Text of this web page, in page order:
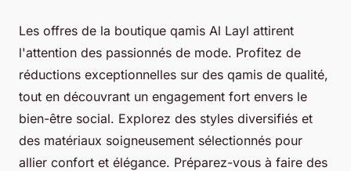
Les offres de la boutique qamis Al Layl attirent
l'attention des passionnés de mode. Profitez de
réductions exceptionnelles sur des qamis de qualité,
tout en découvrant un engagement fort envers le
bien-être social. Explorez des styles diversifiés et
des matériaux soigneusement sélectionnés pour
allier confort et élégance. Préparez-vous à faire des